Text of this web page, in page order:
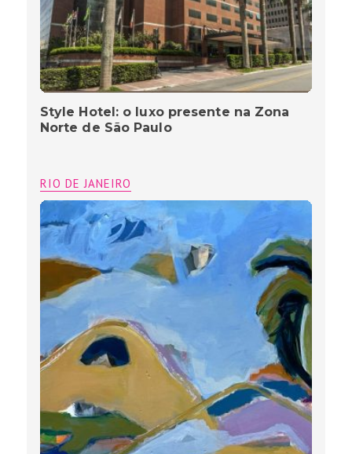
Style Hotel: o luxo presente na Zona
Norte de São Paulo
RIO DE JANEIRO